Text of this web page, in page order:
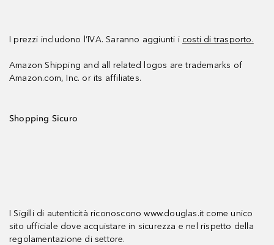
I prezzi includono l’IVA. Saranno aggiunti i costi di trasporto.
Amazon Shipping and all related logos are trademarks of
Amazon.com, Inc. or its affiliates.
Shopping Sicuro
I Sigilli di autenticità riconoscono www.douglas.it come unico
sito ufficiale dove acquistare in sicurezza e nel rispetto della
regolamentazione di settore.